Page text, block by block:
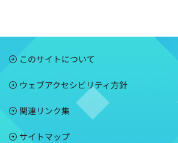
このサイトについて
ウェブアクセシビリティ方針
関連リンク集
サイトマップ